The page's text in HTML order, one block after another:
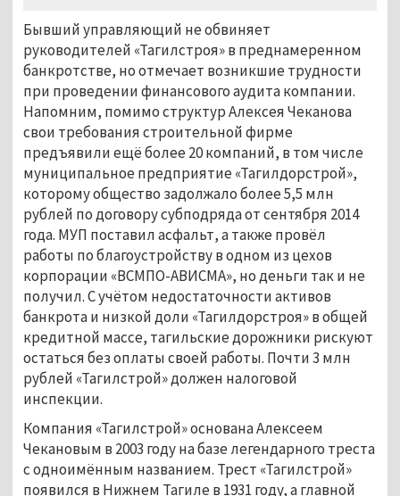
Бывший управляющий не обвиняет
руководителей «Тагилстроя» в преднамеренном
банкротстве, но отмечает возникшие трудности
при проведении финансового аудита компании.
Напомним, помимо структур Алексея Чеканова
свои требования строительной фирме
предъявили ещё более 20 компаний, в том числе
муниципальное предприятие «Тагилдорстрой»,
которому общество задолжало более 5,5 млн
рублей по договору субподряда от сентября 2014
года. МУП поставил асфальт, а также провёл
работы по благоустройству в одном из цехов
корпорации «ВСМПО-АВИСМА», но деньги так и не
получил. С учётом недостаточности активов
банкрота и низкой доли «Тагилдорстроя» в общей
кредитной массе, тагильские дорожники рискуют
остаться без оплаты своей работы. Почти 3 млн
рублей «Тагилстрой» должен налоговой
инспекции.
Компания «Тагилстрой» основана Алексеем
Чекановым в 2003 году на базе легендарного треста
с одноимённым названием. Трест «Тагилстрой»
появился в Нижнем Тагиле в 1931 году, а главной